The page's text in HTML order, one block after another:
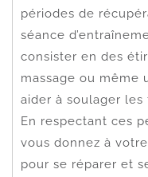
périodes de
séance
consister en des
massage ou même
aider à soulager les
En respectant ces
vous donnez à
pour se réparer et